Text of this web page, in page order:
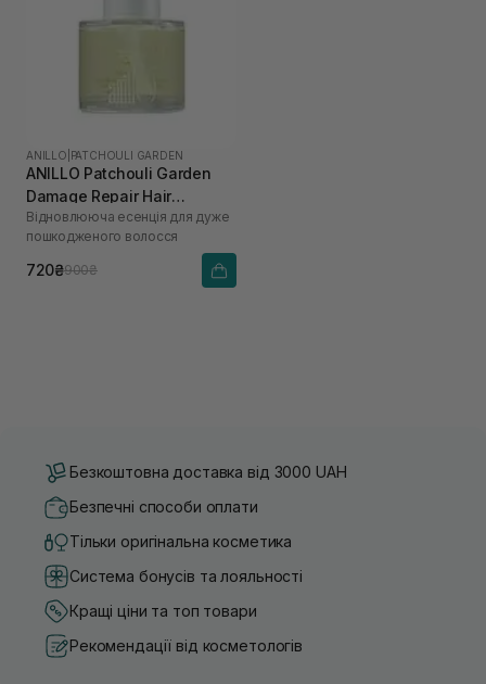
ANILLO PATCHOULI GARDEN
ANILLO Patchouli Garden
Damage Repair Hair
Essence 50 мл
Відновлююча есенція для дуже
пошкодженого волосся
720₴900₴
Безкоштовна доставка від 3000 UAH
Безпечні способи оплати
Тільки оригінальна косметика
Система бонусів та лояльності
Кращі ціни та топ товари
Рекомендації від косметологів